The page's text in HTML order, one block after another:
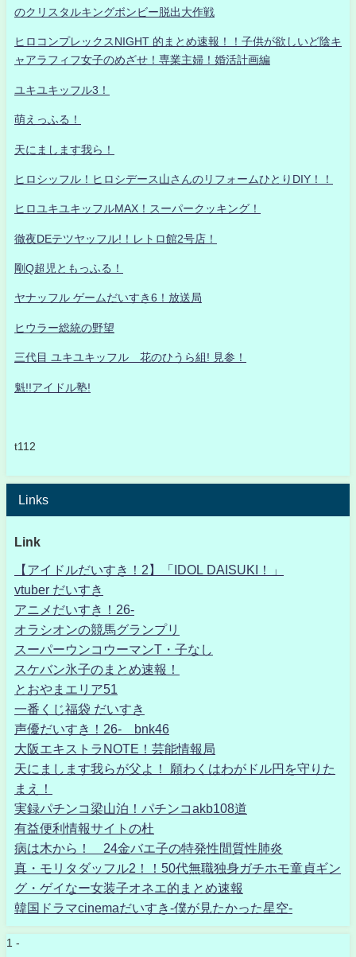
のクリスタルキングボンビー脱出大作戦
ヒロコンプレックスNIGHT 的まとめ速報！！子供が欲しいど陰キ
ャアラフィフ女子のめざせ！専業主婦！婚活計画編
ユキユキッフル3！
萌えっふる！
天にまします我ら！
ヒロシッフル！ヒロシデース山さんのリフォームひとりDIY！！
ヒロユキユキッフルMAX！スーパークッキング！
徹夜DEテツヤッフル!！レトロ館2号店！
剛Q超児ともっふる！
ヤナッフル ゲームだいすき6！放送局
ヒウラー総統の野望
三代目 ユキユキッフル 花のひうら組! 見参！
魁!!アイドル塾!
t112
Links
Link
【アイドルだいすき！2】「IDOL DAISUKI！」
vtuber だいすき
アニメだいすき！26-
オラシオンの競馬グランプリ
スーパーウンコウーマンT・子なし
スケバン氷子のまとめ速報！
とおやまエリア51
一番くじ福袋 だいすき
声優だいすき！26- bnk46
大阪エキストラNOTE！芸能情報局
天にまします我らが父よ！ 願わくはわがドル円を守りた
まえ！
実録パチンコ梁山泊！パチンコakb108道
有益便利情報サイトの杜
病は木から！ 24金バエ子の特発性間質性肺炎
真・モリタダッフル2！！50代無職独身ガチホモ童貞ギン
グ・ゲイなー女装子オネエ的まとめ速報
韓国ドラマcinemaだいすき-僕が見たかった星空-
1 -